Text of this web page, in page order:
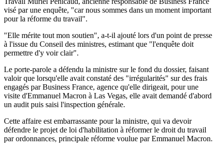
visé par une enquête, "car nous sommes dans un moment important
pour la réforme du travail".
"Elle mérite tout mon soutien", a-t-il ajouté lors d'un point de presse
à l'issue du Conseil des ministres, estimant que "l'enquête doit
permettre d'y voir clair".
Le porte-parole a défendu la ministre sur le fond du dossier, faisant
valoir que lorsqu'elle avait constaté des "irrégularités" sur des frais
engagés par Business France, agence qu'elle dirigeait, pour une
visite d'Emmanuel Macron à Las Vegas, elle avait demandé d'abord
un audit puis saisi l'inspection générale.
Cette affaire est embarrassante pour la ministre, qui va devoir
défendre le projet de loi d'habilitation à réformer le droit du travail
par ordonnances, principale réforme voulue par Emmanuel Macron.